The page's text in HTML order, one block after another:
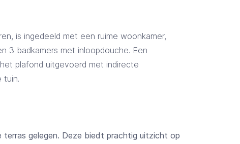
is ingedeeld met een ruime woonkamer,
3 badkamers met inloopdouche. Een
plafond uitgevoerd met indirecte
tuin.
gelegen. Deze biedt prachtig uitzicht op